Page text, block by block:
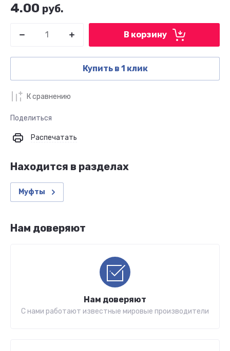
4.00 руб.
В корзину
Купить в 1 клик
К сравнению
Поделиться
Распечатать
Находится в разделах
Муфты
Нам доверяют
Нам доверяют
С нами работают известные мировые производители